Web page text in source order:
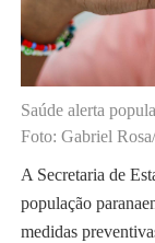
Saúde alerta
Foto: Gabriel
A Secretaria de
população
medidas